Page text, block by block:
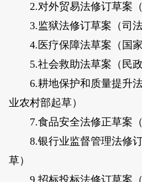
2.对外贸易法修订草案（
3.监狱法修订草案（司法
4.医疗保障法草案（国家
5.社会救助法草案（民政
6.耕地保护和质量提升法
业农村部起草）
7.食品安全法修正草案（
8.银行业监督管理法修订
草）